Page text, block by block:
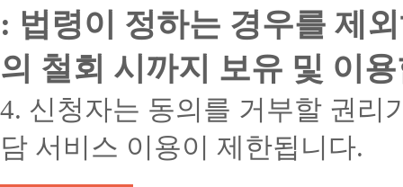
: 법령이 정하는 경우를 제
의 철회 시까지 보유 및 이
4. 신청자는 동의를 거부할 권리
담 서비스 이용이 제한됩니다.